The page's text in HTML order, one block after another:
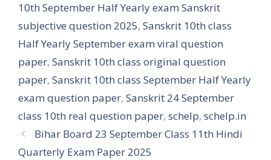
10th September Half Yearly exam Sanskrit
subjective question 2025, Sanskrit 10th class
Half Yearly September exam viral question
paper, Sanskrit 10th class original question
paper, Sanskrit 10th class September Half Yearly
exam question paper, Sanskrit 24 September
class 10th real question paper, schelp, schelp.in
Bihar Board 23 September Class 11th Hindi
Quarterly Exam Paper 2025